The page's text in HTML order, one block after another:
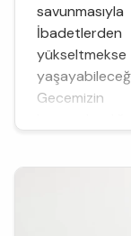
kokusundan